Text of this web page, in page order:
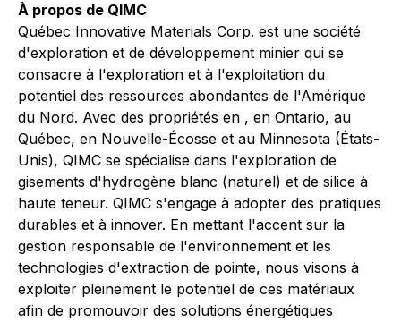
À propos de QIMC
Québec Innovative Materials Corp. est une société
d'exploration et de développement minier qui se
consacre à l'exploration et à l'exploitation du
potentiel des ressources abondantes de l'Amérique
du Nord. Avec des propriétés en , en Ontario, au
Québec, en Nouvelle-Écosse et au Minnesota (États-
Unis), QIMC se spécialise dans l'exploration de
gisements d'hydrogène blanc (naturel) et de silice à
haute teneur. QIMC s'engage à adopter des pratiques
durables et à innover. En mettant l'accent sur la
gestion responsable de l'environnement et les
technologies d'extraction de pointe, nous visons à
exploiter pleinement le potentiel de ces matériaux
afin de promouvoir des solutions énergétiques